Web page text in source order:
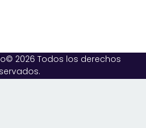
2026 Todos los derechos